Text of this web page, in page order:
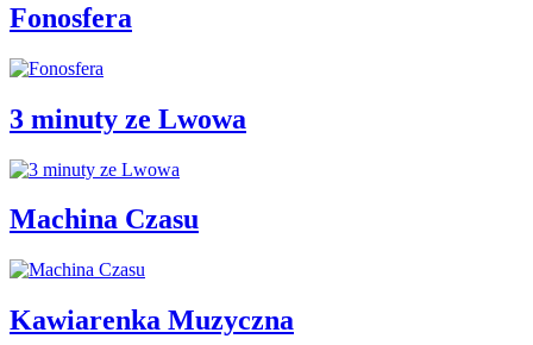
Fonosfera
3 minuty ze Lwowa
Machina Czasu
Kawiarenka Muzyczna